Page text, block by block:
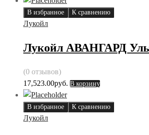
В избранное К сравнению
Лукойл
Лукойл АВАНГАРД
(0 отзывов)
17,523.00руб. В корзину
В избранное К сравнению
Лукойл